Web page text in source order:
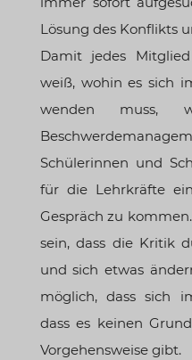
Lösung des Konflikts
Damit jedes
weiß, wohin es sich
wenden muss,
Schülerinnen und
für die Lehrkräfte
Gespräch zu
sein, dass die Kritik
und sich etwas
möglich, dass sich
dass es keinen
Vorgehensweise gibt.